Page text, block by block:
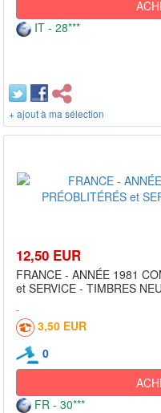
IT - 28***
+ ajout à ma sélection
12,50 EUR
FRANCE - ANNÉE 1981
et SERVICE - TIMBRES
3,50 EUR
0
FR - 30***